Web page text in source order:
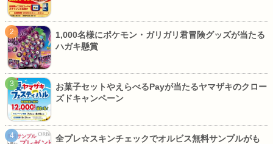
1,000名様にポケモン・ガリガリ君冒険グッズが当たる
ハガキ懸賞
お菓子セットやえらべるPayが当たるヤマザキのクロー
ズドキャンペーン
全プレ☆スキンチェックでオルビス無料サンプルがも